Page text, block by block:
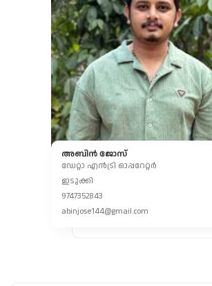
അബിൻ ജോസ്
ഡേറ്റാ എൻട്രി ഓപ്പറേറ്റർ
ഇടുക്കി
9747352843
abinjose144@gmail.com